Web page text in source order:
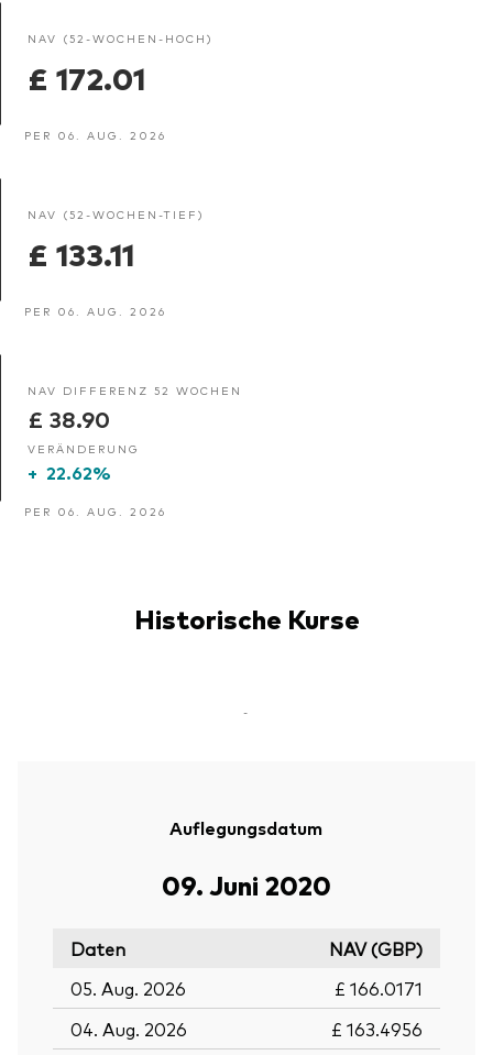
NAV (52-WOCHEN-HOCH)
£ 172.01
PER 06. AUG. 2026
NAV (52-WOCHEN-TIEF)
£ 133.11
PER 06. AUG. 2026
NAV DIFFERENZ 52 WOCHEN
£ 38.90
VERÄNDERUNG
+ 22.62%
PER 06. AUG. 2026
Historische Kurse
-
Auflegungsdatum
09. Juni 2020
Daten
NAV (GBP)
05. Aug. 2026
£ 166.0171
04. Aug. 2026
£ 163.4956